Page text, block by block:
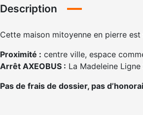
Description
Cette maison mitoyenne en pierre
Proximité : centre ville, espace
Arrêt AXEOBUS : La Madeleine Ligne
Pas de frais de dossier, pas